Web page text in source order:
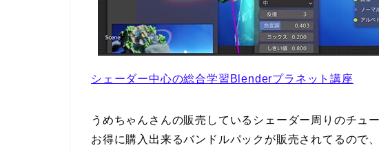
シェーダー中心の総合学習Blenderプラネット講座
うめちゃんさんの販売しているシェーダー周りのチュ
お得に購入出来るバンドルパックが販売されてるので